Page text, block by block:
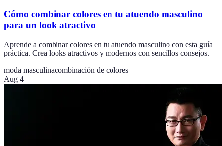
Cómo combinar colores en tu atuendo masculino
para un look atractivo
Aprende a combinar colores en tu atuendo masculino con esta guía
práctica. Crea looks atractivos y modernos con sencillos consejos.
moda masculinacombinación de colores
Aug 4